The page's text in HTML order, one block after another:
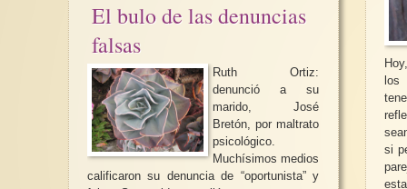
El bulo de las denuncias
falsas
Ruth Ortiz:
denunció a su
marido, José
Bretón, por maltrato
psicológico.
Muchísimos medios
calificaron su denuncia de “oportunista” y
los
si
¿Por qué hablar del